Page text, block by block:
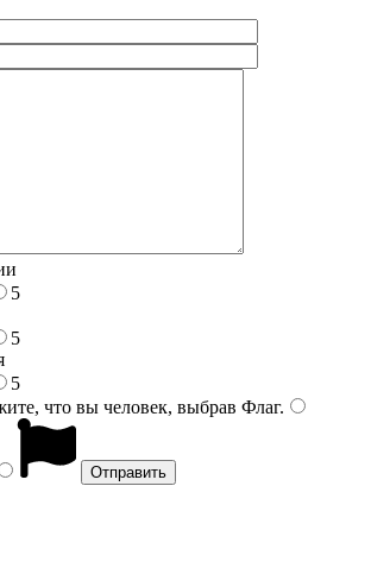
5
5
5
что вы человек, выбрав Флаг.